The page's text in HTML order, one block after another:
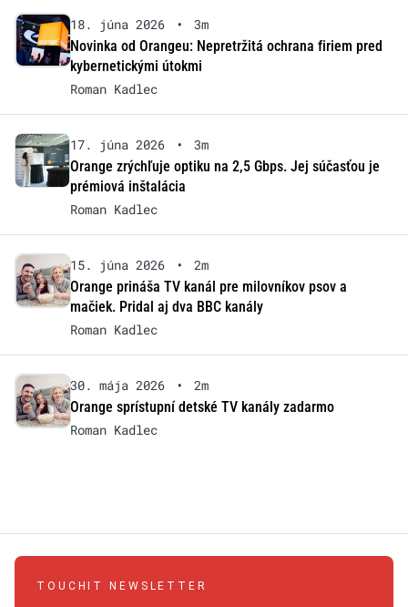
18. júna 2026 •
3m
Novinka od Orangeu: Nepretržitá ochrana firiem pred
kybernetickými útokmi
Roman Kadlec
17. júna 2026 •
3m
Orange zrýchľuje optiku na 2,5 Gbps. Jej súčasťou je
prémiová inštalácia
Roman Kadlec
15. júna 2026 •
2m
Orange prináša TV kanál pre milovníkov psov a
mačiek. Pridal aj dva BBC kanály
Roman Kadlec
30. mája 2026 •
2m
Orange sprístupní detské TV kanály zadarmo
Roman Kadlec
TOUCHIT NEWSLETTER